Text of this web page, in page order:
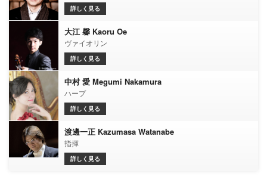
詳しく見る
大江 馨 Kaoru Oe
ヴァイオリン
詳しく見る
中村 愛 Megumi Nakamura
ハープ
詳しく見る
渡邊一正 Kazumasa Watanabe
指揮
詳しく見る